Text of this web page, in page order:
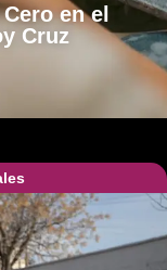
en el
Cruz